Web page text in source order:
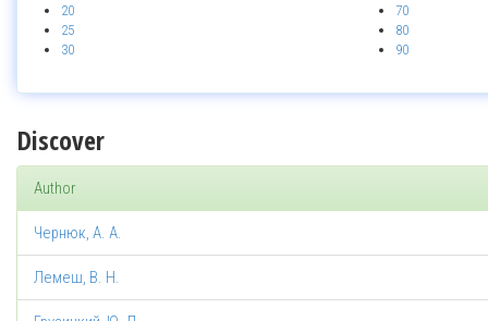
20
25
30
70
80
90
Discover
Author
Чернюк, А. А.
Лемеш, В. Н.